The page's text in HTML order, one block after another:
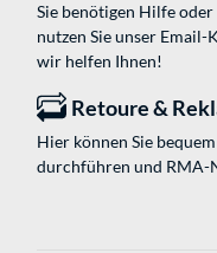
Sie benötigen Hilfe
nutzen Sie unser Email-
wir helfen Ihnen!
Retoure &
Hier können Sie
durchführen und RMA-